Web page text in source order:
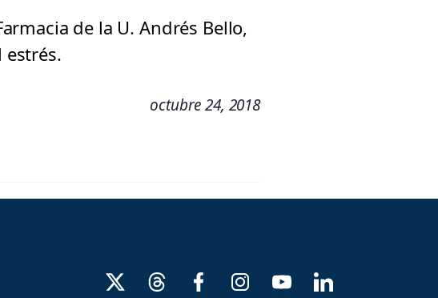
de la U. Andrés Bello,
octubre 24, 2018